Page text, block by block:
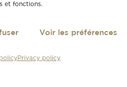
et fonctions.
Voir les préférences
Privacy policy